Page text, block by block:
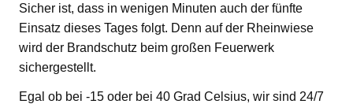
Sicher ist, dass in wenigen Minuten auch der fünfte
Einsatz dieses Tages folgt. Denn auf der Rheinwiese
wird der Brandschutz beim großen Feuerwerk
sichergestellt.
Egal ob bei -15 oder bei 40 Grad Celsius, wir sind 24/7